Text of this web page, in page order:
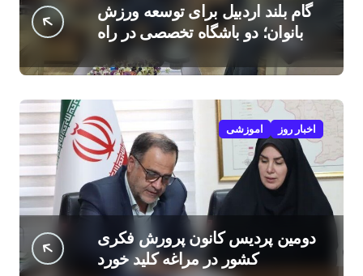
گام بلند اردبیل برای توسعه ورزش
بانوان؛ دو باشگاه تخصصی در راه
است
اخبار روز اموزشی
دومین پردیس کانون پرورش فکری
کشور در مراغه کلید خورد